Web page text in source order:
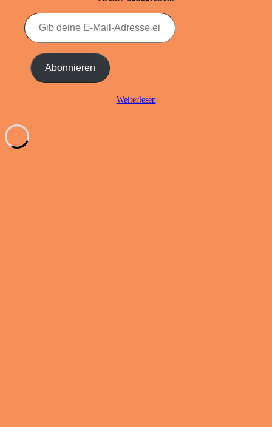
Gib
deine
E-
Adresse
ein ... Abonnieren
Weiterlesen